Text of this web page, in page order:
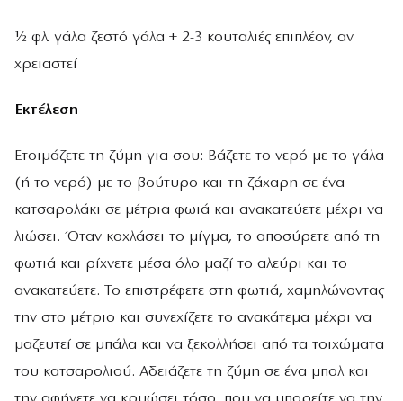
½ φλ. γάλα ζεστό γάλα + 2-3 κουταλιές επιπλέον, αν
χρειαστεί
Εκτέλεση
Ετοιμάζετε τη ζύμη για σου: Βάζετε το νερό με το γάλα
(ή το νερό) με το βούτυρο και τη ζάχαρη σε ένα
κατσαρολάκι σε μέτρια φωιά και ανακατεύετε μέχρι να
λιώσει. Όταν κοχλάσει το μίγμα, το αποσύρετε από τη
φωτιά και ρίχνετε μέσα όλο μαζί το αλεύρι και το
ανακατεύετε. Το επιστρέφετε στη φωτιά, χαμηλώνοντας
την στο μέτριο και συνεχίζετε το ανακάτεμα μέχρι να
μαζευτεί σε μπάλα και να ξεκολλήσει από τα τοιχώματα
του κατσαρολιού. Αδειάζετε τη ζύμη σε ένα μπολ και